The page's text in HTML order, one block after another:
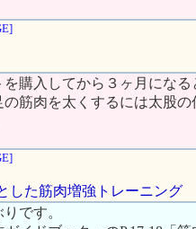
購入してから３ヶ月にな
筋肉を太くするには太股
した筋肉増強トレーニング
です。